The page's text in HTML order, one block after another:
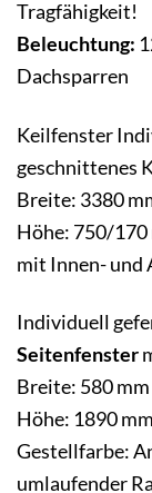
Tragfähigkeit!
Beleuchtung:
Dachsparren
Keilfenster
geschnittenes
Breite: 3380
Höhe: 750/170
mit Innen- und
Individuell
Seitenfenster
Breite: 580 mm
Höhe: 1890 mm
Gestellfarbe:
umlaufender